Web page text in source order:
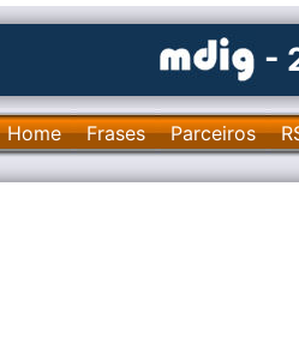
-
Home Frases Parceiros